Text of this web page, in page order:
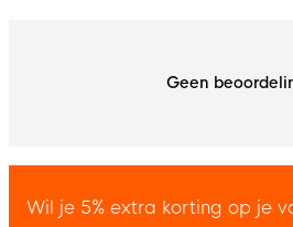
Geen
Wil je 5% extra korting op je